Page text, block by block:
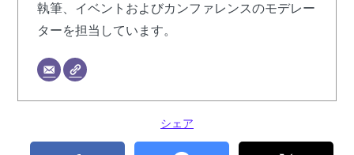
執筆、イベントおよびカンファレンスのモデレー
ターを担当しています。
シェア